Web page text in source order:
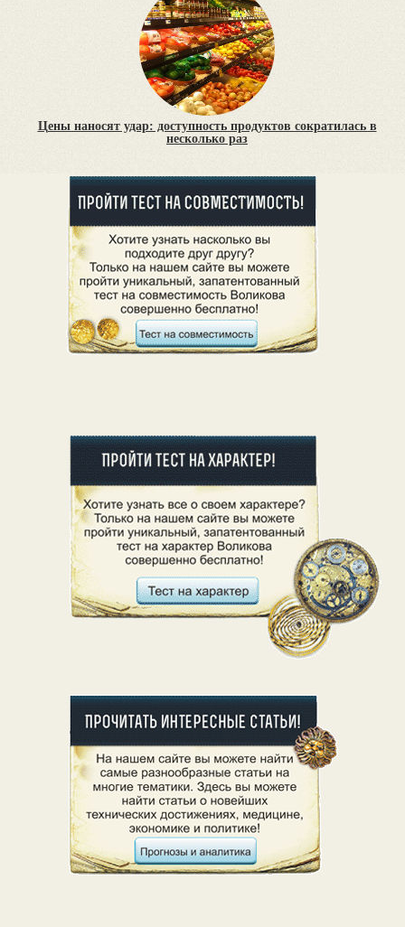
Цены наносят удар: доступность продуктов сократилась в
несколько раз